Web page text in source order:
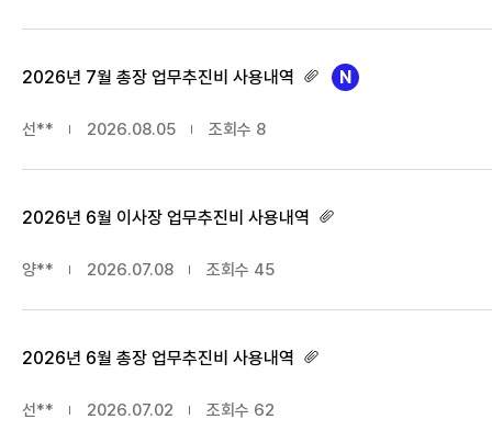
2026년 7월 총장 업무추진비 사용내역
선** 2026.08.05 조회수 8
2026년 6월 이사장 업무추진비 사용내역
양** 2026.07.08 조회수 45
2026년 6월 총장 업무추진비 사용내역
선** 2026.07.02 조회수 62